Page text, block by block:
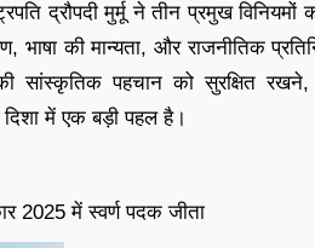
द्रौपदी मुर्मू ने तीन प्रमुख विनियमों
की मान्यता, और राजनीतिक
सांस्कृतिक पहचान को सुरक्षित रखने,
में एक बड़ी पहल है।
2025 में स्वर्ण पदक जीता